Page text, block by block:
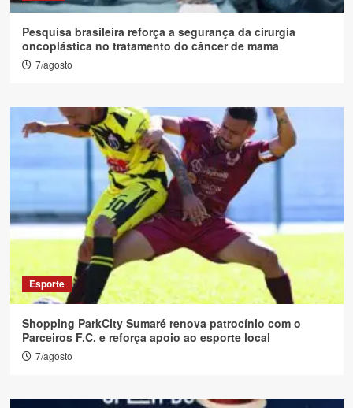
Pesquisa brasileira reforça a segurança da cirurgia
oncoplástica no tratamento do câncer de mama
7/agosto
Esporte
Shopping ParkCity Sumaré renova patrocínio com o
Parceiros F.C. e reforça apoio ao esporte local
7/agosto